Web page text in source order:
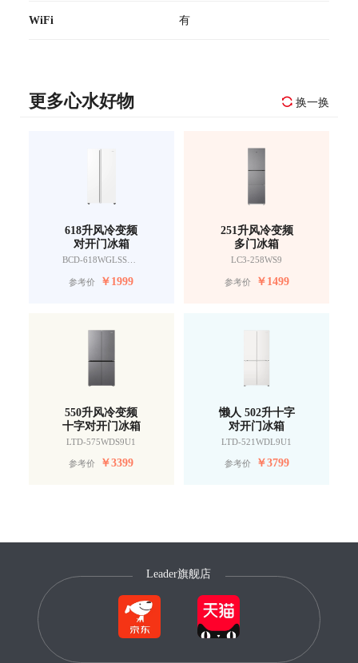
WiFi 有
更多心水好物 换一换
618升风冷变频
对开门冰箱
BCD-618WGLSSEDW9
参考价 ￥1999
251升风冷变频
多门冰箱
LC3-258WS9
参考价 ￥1499
550升风冷变频
十字对开门冰箱
LTD-575WDS9U1
参考价 ￥3399
懒人 502升十字
对开门冰箱
LTD-521WDL9U1
参考价 ￥3799
Leader旗舰店